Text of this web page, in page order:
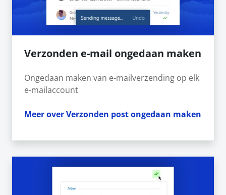
Verzonden e-mail ongedaan maken
Ongedaan maken van e-mailverzending op elk
e-mailaccount
Meer over Verzonden post ongedaan maken